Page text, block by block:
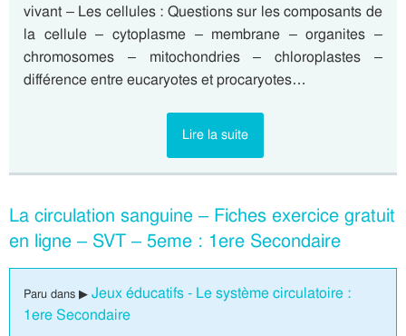
vivant – Les cellules : Questions sur les composants de
la cellule – cytoplasme – membrane – organites –
chromosomes – mitochondries – chloroplastes –
différence entre eucaryotes et procaryotes…
Lire la suite
La circulation sanguine – Fiches exercice gratuit
en ligne – SVT – 5eme : 1ere Secondaire
Paru dans ▶ Jeux éducatifs - Le système circulatoire :
1ere Secondaire